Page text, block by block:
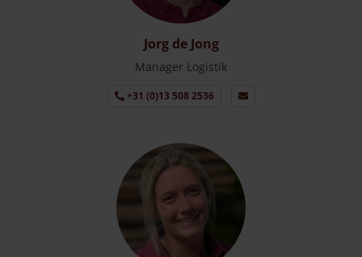
Jorg de Jong
Manager Logistik
+31 (0)13 508 2536